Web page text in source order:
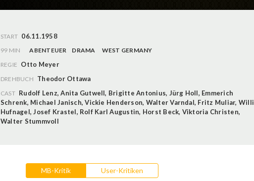
START 06.11.1958
99 MIN ABENTEUER DRAMA
WEST GERMANY
REGIE Otto Meyer
DREHBUCH Theodor Ottawa
CAST Rudolf Lenz,Anita Gutwell, Brigitte Antonius, Jürg Holl, Emmerich
Schrenk, Michael Janisch,Vickie Henderson, Walter Varndal, Fritz Muliar, Willi
Hufnagel,Josef Krastel, Rolf Karl Augustin, Horst Beck, Viktoria Christen,
Walter Stummvoll
MB-Kritik User-Kritiken